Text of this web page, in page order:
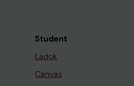
Student
Ladok
Canvas